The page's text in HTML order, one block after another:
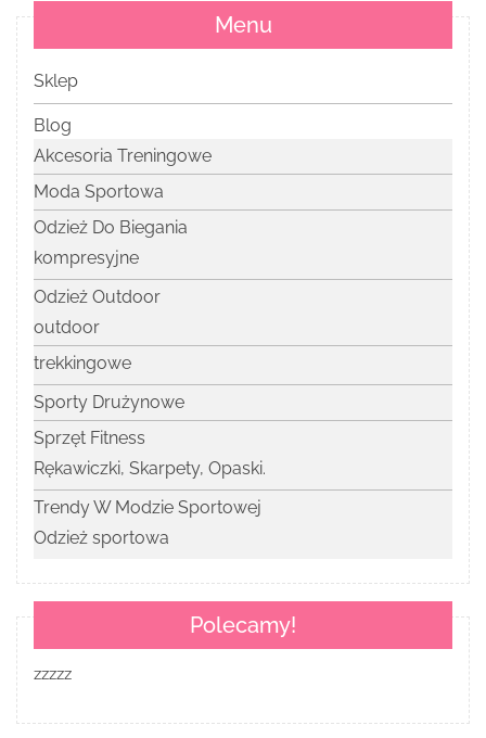
Menu
Sklep
Blog
Akcesoria Treningowe
Moda Sportowa
Odzież Do Biegania
kompresyjne
Odzież Outdoor
outdoor
trekkingowe
Sporty Drużynowe
Sprzęt Fitness
Rękawiczki, Skarpety, Opaski.
Trendy W Modzie Sportowej
Odzież sportowa
Polecamy!
zzzzz